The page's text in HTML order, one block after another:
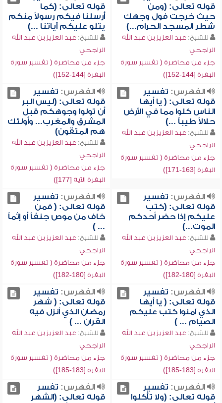
قوله تعالى: (ومن
حيث خرجت فول وجهك
شطر المسجد الحرام...)
للشيخ: عبد العزيز بن عبد الله
الراجحي
جزء من محاضرة ( تفسير سورة
البقرة [144-152])
قوله تعالى: (كما
أرسلنا فيكم رسولاً منكم
يتلو عليكم آياتنا ...)
للشيخ: عبد العزيز بن عبد الله
الراجحي
جزء من محاضرة ( تفسير سورة
البقرة [144-152])
الفهرس: تفسير
قوله تعالى: ( يا أيها
الناس كلوا مما في الأرض
حلالاً طيباً ...)
للشيخ: عبد العزيز بن عبد الله
الراجحي
جزء من محاضرة ( تفسير سورة
البقرة [163-171])
الفهرس: تفسير
قوله تعالى: (ليس البر
أن تولوا وجوهكم قبل
المشرق والمغرب... وأولئك
هم المتقون)
للشيخ: عبد العزيز بن عبد الله
الراجحي
جزء من محاضرة ( تفسير سورة
البقرة الآية [177])
الفهرس: تفسير
قوله تعالى: (كتب
عليكم إذا حضر أحدكم
الموت...)
للشيخ: عبد العزيز بن عبد الله
الراجحي
جزء من محاضرة ( تفسير سورة
البقرة [180-182])
الفهرس: تفسير
قوله تعالى: ( فمن
خاف من موص جنفاً أو إثماً
... )
للشيخ: عبد العزيز بن عبد الله
الراجحي
جزء من محاضرة ( تفسير سورة
البقرة [180-182])
الفهرس: تفسير
قوله تعالى: ( يا أيها
الذي آمنوا كتب عليكم
الصيام ... )
للشيخ: عبد العزيز بن عبد الله
الراجحي
جزء من محاضرة ( تفسير سورة
البقرة [183-185])
الفهرس: تفسير
قوله تعالى: ( شهر
رمضان الذي أنزل فيه
القرآن ... )
للشيخ: عبد العزيز بن عبد الله
الراجحي
جزء من محاضرة ( تفسير سورة
البقرة [183-185])
الفهرس: تفسير
قوله تعالى: (ولا تأكلوا
الفهرس: تفسر
قوله تعالى: (الشهر